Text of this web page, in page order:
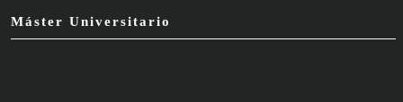
Máster Universitario